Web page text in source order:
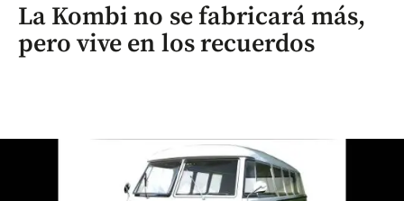
La Kombi no se fabricará más,
pero vive en los recuerdos